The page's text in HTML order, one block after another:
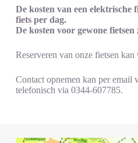
De kosten van een elektrische
fiets per dag.
De kosten voor gewone
Reserveren van onze fietsen kan
Contact opnemen kan per
telefonisch via 0344-607785.